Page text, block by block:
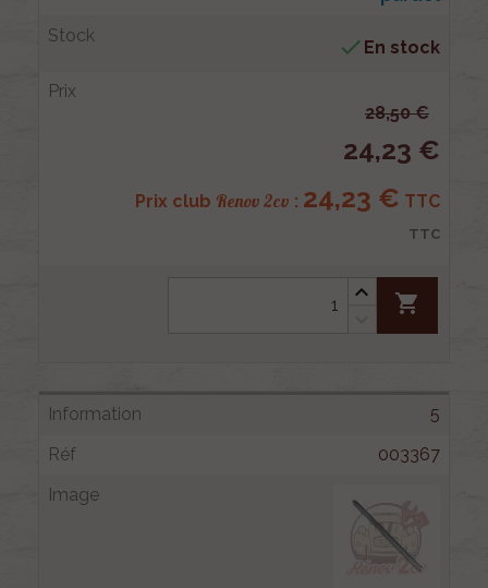
 En stock
28,50 €
24,23 €
Prix club Renov 2cv : 24,23 € TTC
TTC
shopping_cart
5
003367